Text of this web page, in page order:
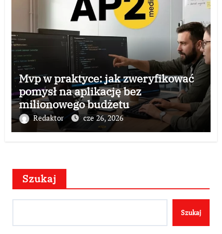
Mvp w praktyce: jak zweryfikować
pomysł na aplikację bez
milionowego budżetu
Redaktor cze 26, 2026
Szukaj
Szukaj